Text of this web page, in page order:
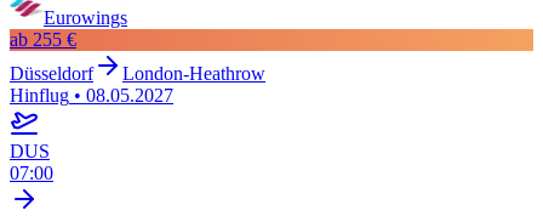
Eurowings
ab 255 €
Düsseldorf
London-Heathrow
Hinflug • 08.05.2027
DUS
07:00